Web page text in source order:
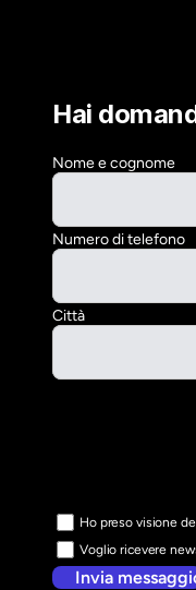
Hai
Nome e cognome
Numero di telefono
Città
Ho preso visione
Voglio ricevere
Invia